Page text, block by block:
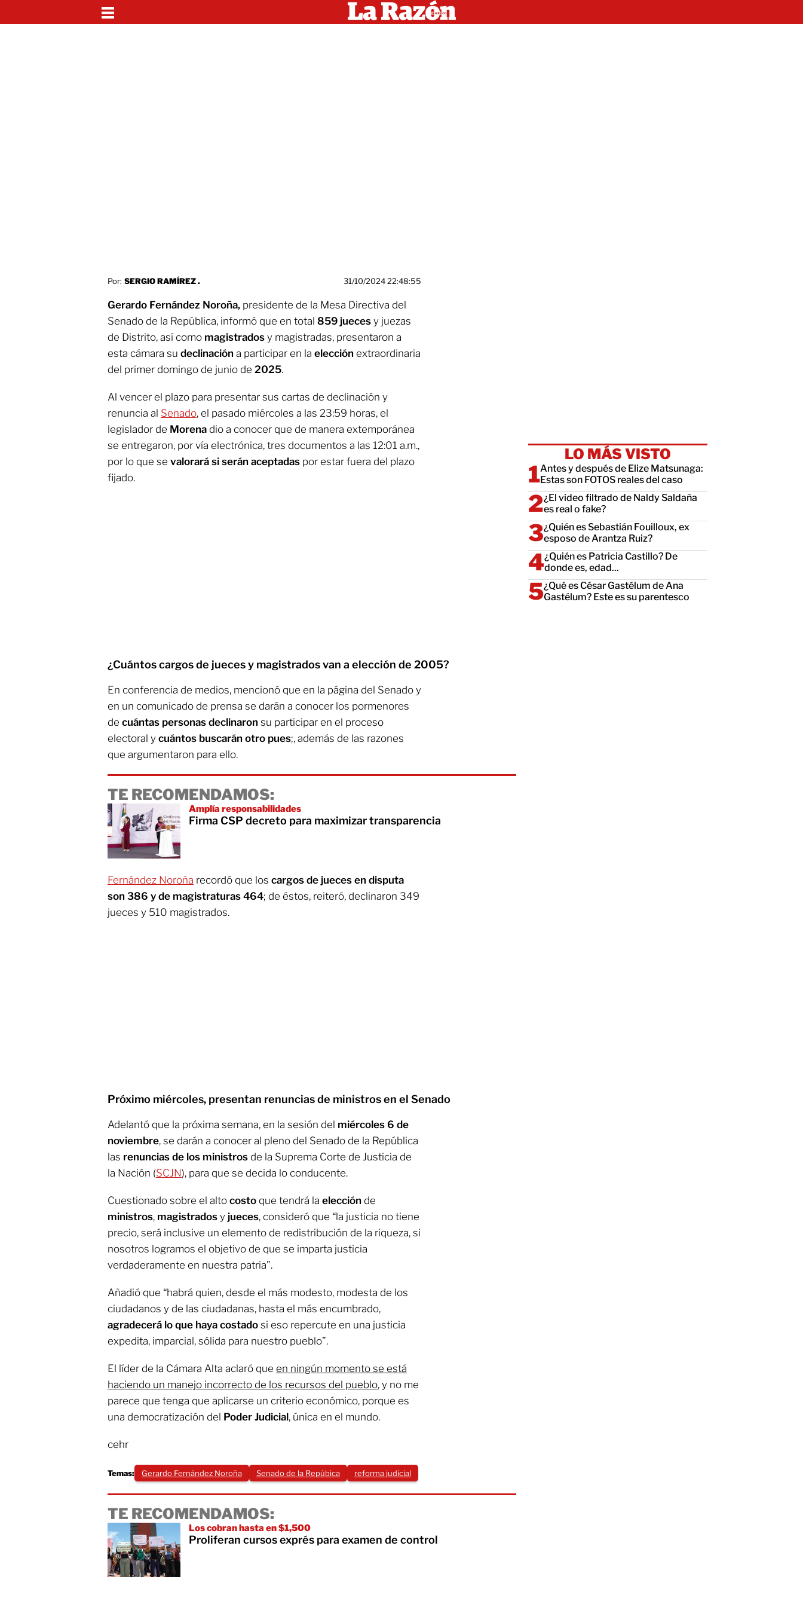
Por: SERGIO RAMÍREZ . 31/10/2024 22:48:55
Gerardo Fernández Noroña, presidente de la Mesa Directiva del
Senado de la República, informó que en total 859 jueces y juezas
de Distrito, así como magistrados y magistradas, presentaron a
esta cámara su declinación a participar en la elección extraordinaria
del primer domingo de junio de 2025.
Al vencer el plazo para presentar sus cartas de declinación y
renuncia al Senado, el pasado miércoles a las 23:59 horas, el
legislador de Morena dio a conocer que de manera extemporánea
se entregaron, por vía electrónica, tres documentos a las 12:01 a.m.,
por lo que se valorará si serán aceptadas por estar fuera del plazo
fijado.
¿Cuántos cargos de jueces y magistrados van a elección de 2005?
En conferencia de medios, mencionó que en la página del Senado y
en un comunicado de prensa se darán a conocer los pormenores
de cuántas personas declinaron su participar en el proceso
electoral y cuántos buscarán otro pues;, además de las razones
que argumentaron para ello.
TE RECOMENDAMOS:
Amplía responsabilidades
Firma CSP decreto para maximizar transparencia
Fernández Noroña recordó que los cargos de jueces en disputa
son 386 y de magistraturas 464; de éstos, reiteró, declinaron 349
jueces y 510 magistrados.
Próximo miércoles, presentan renuncias de ministros en el Senado
Adelantó que la próxima semana, en la sesión del miércoles 6 de
noviembre, se darán a conocer al pleno del Senado de la República
las renuncias de los ministros de la Suprema Corte de Justicia de
la Nación (SCJN), para que se decida lo conducente.
Cuestionado sobre el alto costo que tendrá la elección de
ministros, magistrados y jueces, consideró que “la justicia no tiene
precio, será inclusive un elemento de redistribución de la riqueza, si
nosotros logramos el objetivo de que se imparta justicia
verdaderamente en nuestra patria”.
Añadió que “habrá quien, desde el más modesto, modesta de los
ciudadanos y de las ciudadanas, hasta el más encumbrado,
agradecerá lo que haya costado si eso repercute en una justicia
expedita, imparcial, sólida para nuestro pueblo”.
El líder de la Cámara Alta aclaró que en ningún momento se está
haciendo un manejo incorrecto de los recursos del pueblo, y no me
parece que tenga que aplicarse un criterio económico, porque es
una democratización del Poder Judicial, única en el mundo.
cehr
Temas: Gerardo Fernández Noroña Senado de la Repúbica reforma judicial
TE RECOMENDAMOS:
Los cobran hasta en $1,500
Proliferan cursos exprés para examen de control
LO MÁS VISTO
Antes y después de Elize Matsunaga:
Estas son FOTOS reales del caso
¿El video filtrado de Naldy Saldaña
es real o fake?
¿Quién es Sebastián Fouilloux, ex
esposo de Arantza Ruiz?
¿Quién es Patricia Castillo? De
donde es, edad...
¿Qué es César Gastélum de Ana
Gastélum? Este es su parentesco